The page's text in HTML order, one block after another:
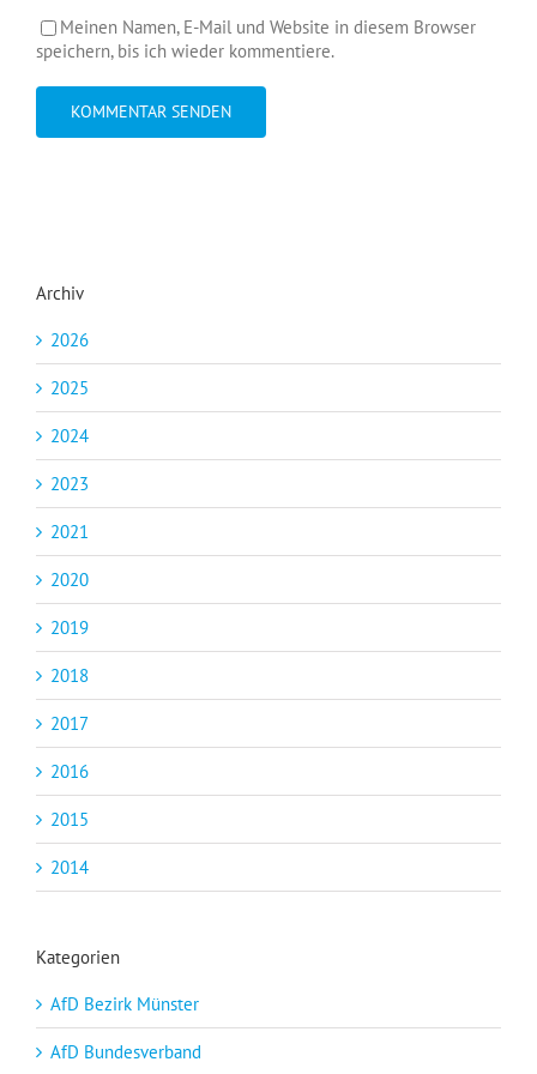
Meinen Namen, E-Mail und Website in diesem Browser
speichern, bis ich wieder kommentiere.
Archiv
2026
2025
2024
2023
2021
2020
2019
2018
2017
2016
2015
2014
Kategorien
AfD Bezirk Münster
AfD Bundesverband